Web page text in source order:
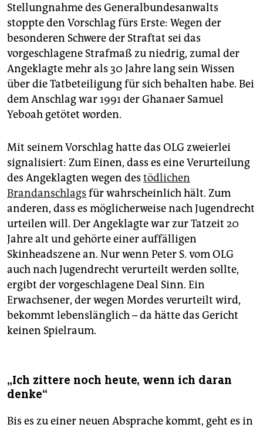
Stellungnahme des Generalbundesanwalts
stoppte den Vorschlag fürs Erste: Wegen der
besonderen Schwere der Straftat sei das
vorgeschlagene Strafmaß zu niedrig, zumal der
Angeklagte mehr als 30 Jahre lang sein Wissen
über die Tatbeteiligung für sich behalten habe. Bei
dem Anschlag war 1991 der Ghanaer Samuel
Yeboah getötet worden.
Mit seinem Vorschlag hatte das OLG zweierlei
signalisiert: Zum Einen, dass es eine Verurteilung
des Angeklagten wegen des tödlichen
Brandanschlags für wahrscheinlich hält. Zum
anderen, dass es möglicherweise nach Jugendrecht
urteilen will. Der Angeklagte war zur Tatzeit 20
Jahre alt und gehörte einer auffälligen
Skinheadszene an. Nur wenn Peter S. vom OLG
auch nach Jugendrecht verurteilt werden sollte,
ergibt der vorgeschlagene Deal Sinn. Ein
Erwachsener, der wegen Mordes verurteilt wird,
bekommt lebenslänglich – da hätte das Gericht
keinen Spielraum.
„Ich zittere noch heute, wenn ich daran
denke“
Bis es zu einer neuen Absprache kommt, geht es in